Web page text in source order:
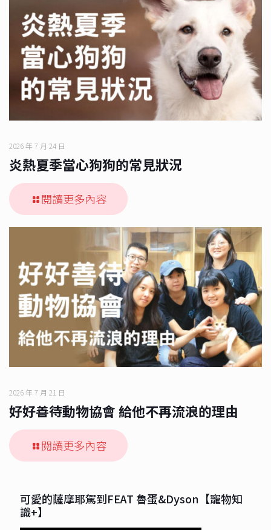
2026 年 7 月 24 日
炎熱夏季當心狗狗的常見狀況
閱讀更多內容
2026 年 7 月 21 日
好好善待動物協會 給他不再流浪的理由
閱讀更多內容
可愛的薩摩耶駕到FEAT 魯蛋&Dyson【寵物知
識+】